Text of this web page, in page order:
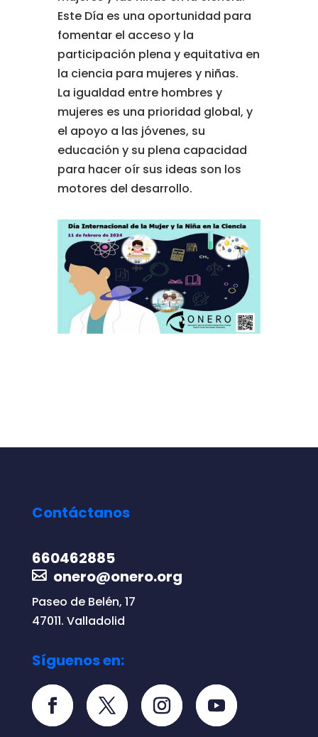
Este Día es una oportunidad para
fomentar el acceso y la
participación plena y equitativa en
la ciencia para mujeres y niñas.
La igualdad entre hombres y
mujeres es una prioridad global, y
el apoyo a las jóvenes, su
educación y su plena capacidad
para hacer oír sus ideas son los
motores del desarrollo.
Contáctanos
660462885
onero@onero.org
Paseo de Belén, 17
47011. Valladolid
Síguenos en: